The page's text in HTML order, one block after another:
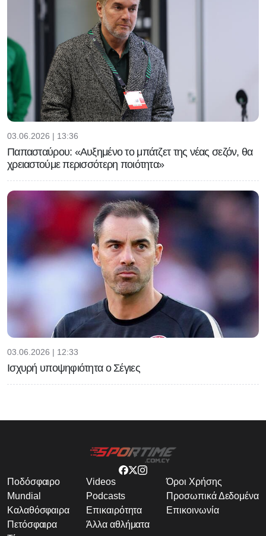
03.06.2026 | 13:36
Παπασταύρου: «Αυξημένο το μπάτζετ της νέας σεζόν, θα
χρειαστούμε περισσότερη ποιότητα»
03.06.2026 | 12:33
Ισχυρή υποψηφιότητα ο Σέγιες
Ποδόσφαιρο
Mundial
Καλαθόσφαιρα
Πετόσφαιρα
Videos
Podcasts
Επικαιρότητα
Άλλα αθλήματα
Όροι Χρήσης
Προσωπικά Δεδομένα
Επικοινωνία